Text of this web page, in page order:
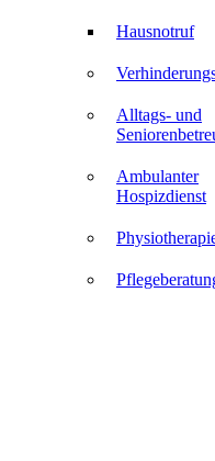
Hausnotruf
Alltags- und
Ambulanter
Hospizdienst